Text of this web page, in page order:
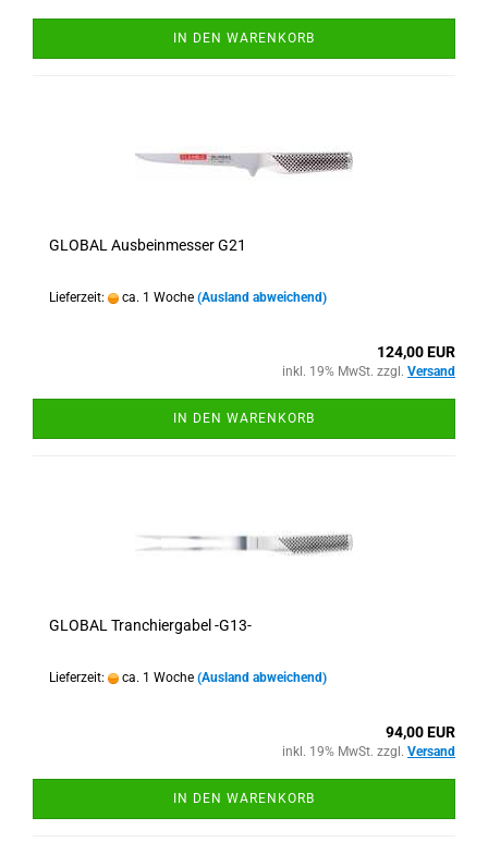
IN DEN WARENKORB
GLOBAL Ausbeinmesser G21
Lieferzeit: ca. 1 Woche (Ausland abweichend)
124,00 EUR
inkl. 19% MwSt. zzgl. Versand
IN DEN WARENKORB
GLOBAL Tranchiergabel -G13-
Lieferzeit: ca. 1 Woche (Ausland abweichend)
94,00 EUR
inkl. 19% MwSt. zzgl. Versand
IN DEN WARENKORB